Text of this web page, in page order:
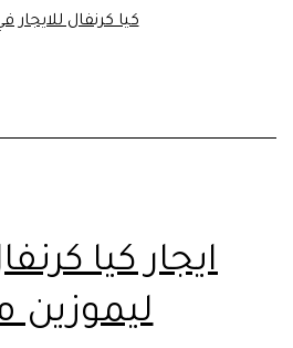
كيا كرنفال
ايجار كيا
ليموزين